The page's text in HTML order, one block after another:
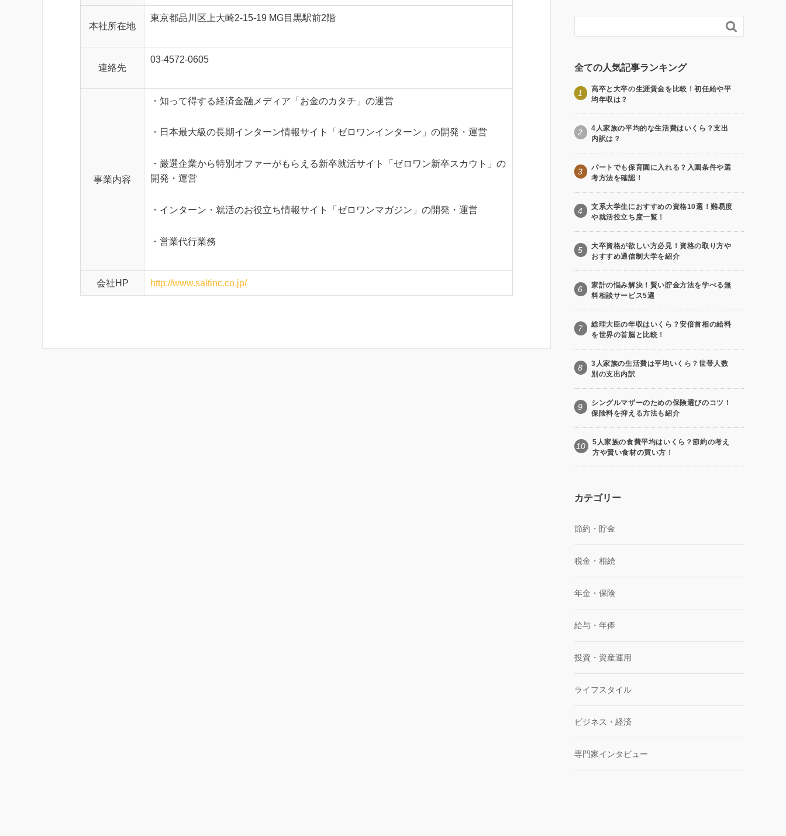
本社所在地
東京都品川区上大崎2-15-19 MG目黒駅前2階
連絡先
03-4572-0605
事業内容
・知って得する経済金融メディア「お金のカタチ」の運営
・日本最大級の長期インターン情報サイト「ゼロワンインターン」の開発・運営
・厳選企業から特別オファーがもらえる新卒就活サイト「ゼロワン新卒スカウト」の
開発・運営
・インターン・就活のお役立ち情報サイト「ゼロワンマガジン」の開発・運営
・営業代行業務
会社HP http://www.saltinc.co.jp/

全ての人気記事ランキング
1
高卒と大卒の生涯賃金を比較！初任給や平
均年収は？
2
4人家族の平均的な生活費はいくら？支出
内訳は？
3
パートでも保育園に入れる？入園条件や選
考方法を確認！
4
文系大学生におすすめの資格10選！難易度
や就活役立ち度一覧！
5
大卒資格が欲しい方必見！資格の取り方や
おすすめ通信制大学を紹介
6
家計の悩み解決！賢い貯金方法を学べる無
料相談サービス5選
7
総理大臣の年収はいくら？安倍首相の給料
を世界の首脳と比較！
8
3人家族の生活費は平均いくら？世帯人数
別の支出内訳
9
シングルマザーのための保険選びのコツ！
保険料を抑える方法も紹介
10
5人家族の食費平均はいくら？節約の考え
方や賢い食材の買い方！
カテゴリー
節約・貯金
税金・相続
年金・保険
給与・年俸
投資・資産運用
ライフスタイル
ビジネス・経済
専門家インタビュー